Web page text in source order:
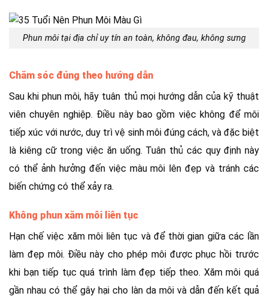
Phun môi tại địa chỉ uy tín an toàn, không đau, không sưng
Chăm sóc đúng theo hướng dẫn
Sau khi phun môi, hãy tuân thủ mọi hướng dẫn của kỹ thuật
viên chuyên nghiệp. Điều này bao gồm việc không để môi
tiếp xúc với nước, duy trì vệ sinh môi đúng cách, và đặc biệt
là kiêng cữ trong việc ăn uống. Tuân thủ các quy định này
có thể ảnh hưởng đến việc màu môi lên đẹp và tránh các
biến chứng có thể xảy ra.
Không phun xăm môi liên tục
Hạn chế việc xăm môi liên tục và để thời gian giữa các lần
làm đẹp môi. Điều này cho phép môi được phục hồi trước
khi bạn tiếp tục quá trình làm đẹp tiếp theo. Xăm môi quá
gần nhau có thể gây hại cho làn da môi và dẫn đến kết quả